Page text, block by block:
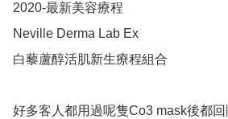
2020-最新美容療程⠀ ⠀
Neville Derma Lab Ex ⠀
白藜蘆醇活肌新生療程組合
好多客人都用過呢隻Co3 mask後都